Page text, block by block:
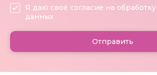
Я даю своё согласие на
данных
Отправить